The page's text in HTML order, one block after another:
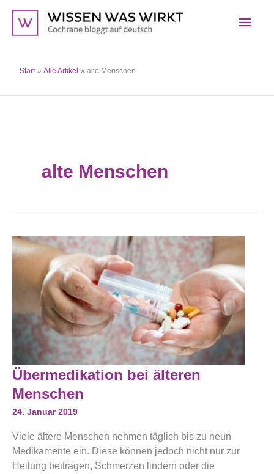
Inhalt
springen
Start Alle Artikel alte Menschen
alte Menschen
Übermedikation bei älteren
Menschen
24. Januar 2019
Viele ältere Menschen nehmen täglich bis zu neun
Medikamente ein. Diese können jedoch nicht nur zur
Heilung beitragen, Schmerzen lindern oder die
Übermedikation
Bei
Älteren
Menschen